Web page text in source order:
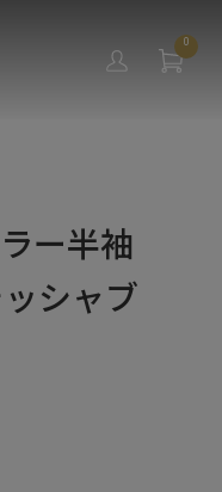
0
ー半袖
シャブ